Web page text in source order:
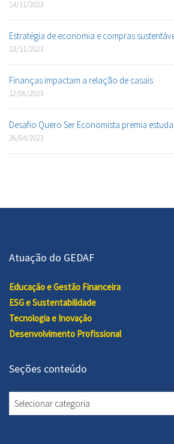
14/11/2023
Estratégia de economia e compras
13/11/2023
Finanças impactam a relação de casais
12/06/2023
Desafio Quero Ser Economista premia
26/04/2023
Atuação do GEDAF
Educação e Gestão Financeira
ESG e Sustentabilidade
Tecnologia e Inovação
Desenvolvimento Profissional
Seções conteúdo
Seções
conteúdo